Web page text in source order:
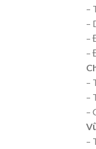
–
–
–
–
–
–
–
–